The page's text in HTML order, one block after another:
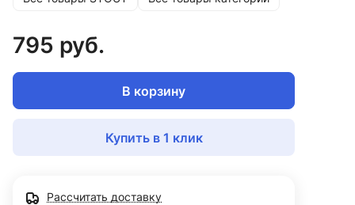
795 руб.
В корзину
Купить в 1 клик
Рассчитать доставку